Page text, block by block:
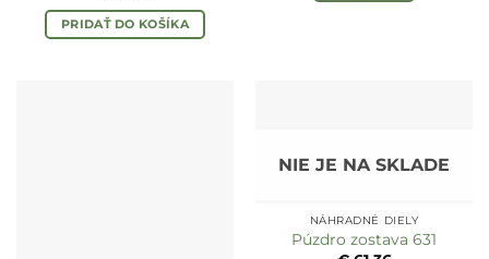
PRIDAŤ DO KOŠÍKA
NIE JE NA SKLADE
NÁHRADNÉ DIELY
Púzdro zostava 631